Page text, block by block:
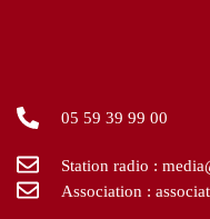
05 59 39 99 00
Station radio :
Association :